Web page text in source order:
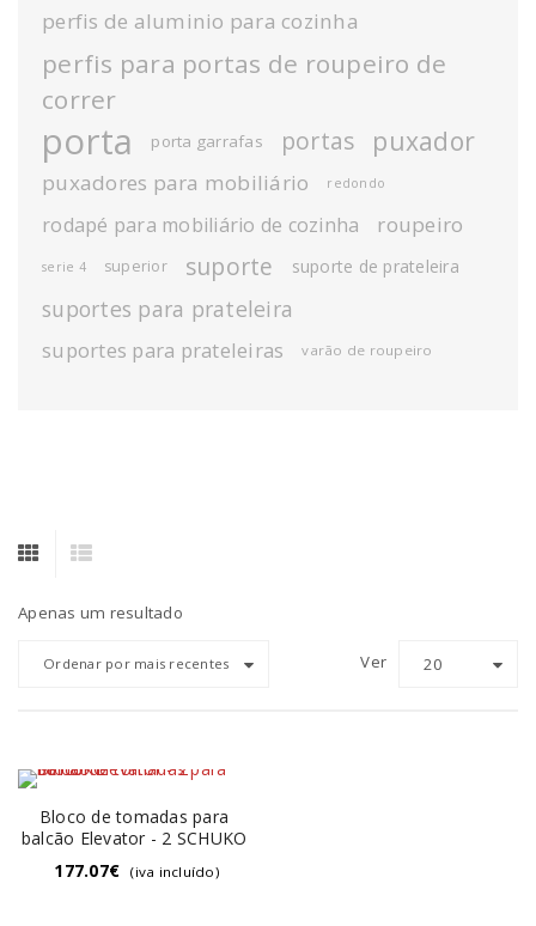
perfis de aluminio para cozinha
perfis para portas de roupeiro de
correr
porta porta garrafas portas puxador
puxadores para mobiliário redondo
rodapé para mobiliário de cozinha roupeiro
serie 4 superior suporte suporte de prateleira
suportes para prateleira
suportes para prateleiras varão de roupeiro
Apenas um resultado
Ordenar por mais recentes Ver 20
Bloco de tomadas para
balcão Elevator - 2 SCHUKO
177.07€ (iva incluído)